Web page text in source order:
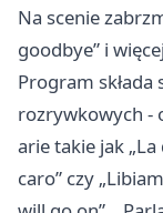
Na scenie
goodbye” i więcej
Program
rozrywkowych -
arie takie jak
caro” czy